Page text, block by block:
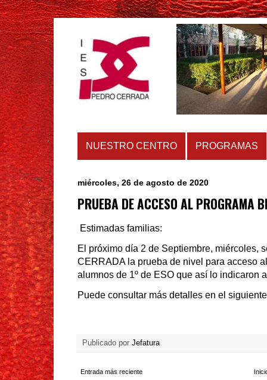
NUESTRO CENTRO PROGRAMAS
miércoles, 26 de agosto de 2020
PRUEBA DE ACCESO AL PROGRAMA
Estimadas familias:
El próximo día 2 de Septiembre, miércoles,
CERRADA la prueba de nivel para acceso
alumnos de 1º de ESO que así lo indicaron
Puede consultar más detalles en el
Publicado por Jefatura
Entrada más reciente